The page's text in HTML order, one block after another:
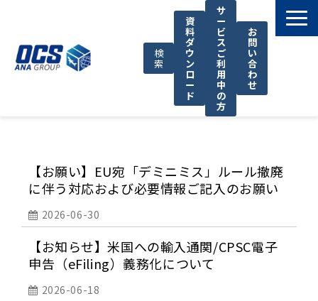
検
索
資
料
ダ
ウ
ン
ロ
ー
ド
サ
ー
ビ
ス
ご
利
用
中
の
方
お
問
い
合
わ
せ
お役立ち情報
OCSについて
お知らせ
【お願い】EU宛「デミニミス」ルール撤廃
に伴う対応および必要情報ご記入のお願い
2026-06-30
【お知らせ】米国への輸入通関/CPSC電子
申告（eFiling）義務化について
2026-06-18